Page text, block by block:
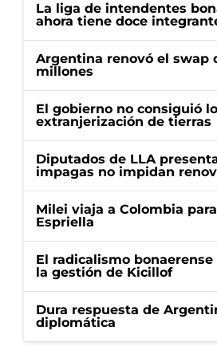
La liga de intendentes
ahora tiene doce
Argentina renovó el swap
millones
El gobierno no consiguió
extranjerización de tierras
Diputados de LLA
impagas no impidan
Milei viaja a Colombia
Espriella
El radicalismo
la gestión de Kicillof
Dura respuesta de
diplomática